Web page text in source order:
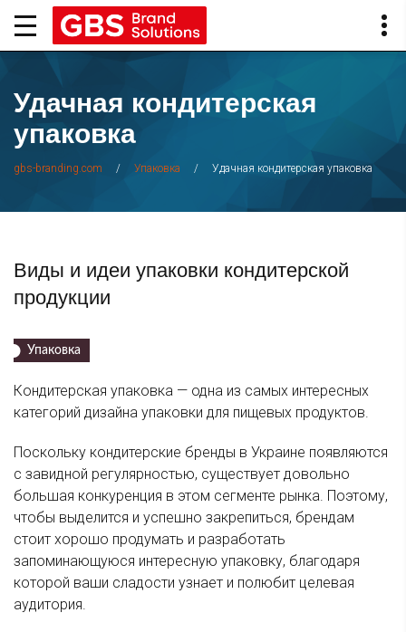
Удачная кондитерская
упаковка
gbs-branding.com / Упаковка / Удачная кондитерская упаковка
Виды и идеи упаковки кондитерской
продукции
Упаковка
Кондитерская упаковка — одна из самых интересных
категорий дизайна упаковки для пищевых продуктов.
Поскольку кондитерские бренды в Украине появляются
с завидной регулярностью, существует довольно
большая конкуренция в этом сегменте рынка. Поэтому,
чтобы выделится и успешно закрепиться, брендам
стоит хорошо продумать и разработать
запоминающуюся интересную упаковку, благодаря
которой ваши сладости узнает и полюбит целевая
аудитория.